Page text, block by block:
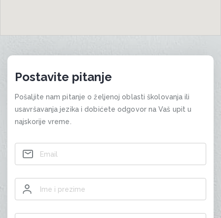
Postavite pitanje
Pošaljite nam pitanje o željenoj oblasti školovanja ili
usavršavanja jezika i dobićete odgovor na Vaš upit u
najskorije vreme.
Contact